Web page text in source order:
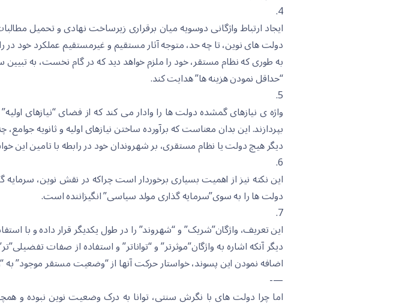
4.
ایجاد ارتباط واژگانی دوسویه میان برقراری زیرساخت نهادی و
دولت های نوین، تا چه حد، متوجه آثار مستقیم و غیرمستقیم عملکرد
به طوری که نظام مستقر، خود را ملزم خواهد دید که در گام نخست، به
“حداقل نمودن هزینه ها” هدایت کند.
5.
واژه ی نیازهای گمشده دولت ها را وادار می کند که از فضای “نیازهای
بپردازند. این بدان معناست که برآورده ساختن نیازهای اولیه و ثانویه
دیگر هیچ دولت یا نظام مستقری، بر شهروندان خود در رابطه با تامین این
6.
این نکته نیز از اهمیت بسیاری برخوردار است چراکه در نقش نوین،
دولت ها را به سوی”سرمایه گذاری مولد سیاسی” انگیزاننده است.
7.
این تعریف، واژگان”شریک” و “شهروند” را در طول یکدیگر قرار داده و با
دیگر آنکه اشاره به واژگان”موثرتر” و “تواناتر” و استفاده از صفات
اضافه نمودن این پسوند، خواستار حرکت آنها از “وضعیت مستقر موجود”
—-